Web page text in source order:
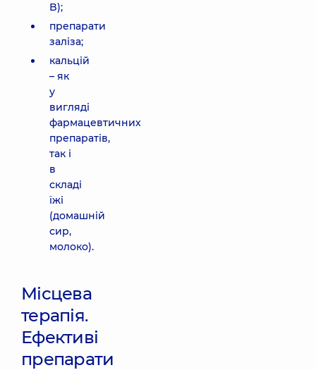
B);
препарати
заліза;
кальцій
– як
у
вигляді
фармацевтичних
препаратів,
так і
в
складі
їжі
(домашній
сир,
молоко).
Місцева
терапія.
Ефективі
препарати